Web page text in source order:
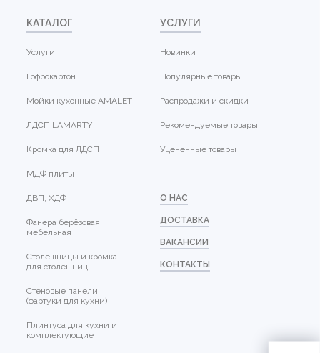
КАТАЛОГ
Услуги
Гофрокартон
Мойки кухонные AMALET
ЛДСП LAMARTY
Кромка для ЛДСП
МДФ плиты
ДВП, ХДФ
Фанера берёзовая
мебельная
Столешницы и кромка
для столешниц
Стеновые панели
(фартуки для кухни)
Плинтуса для кухни и
комплектующие
УСЛУГИ
Новинки
Популярные товары
Распродажи и скидки
Рекомендуемые товары
Уцененные товары
О НАС
ДОСТАВКА
ВАКАНСИИ
КОНТАКТЫ